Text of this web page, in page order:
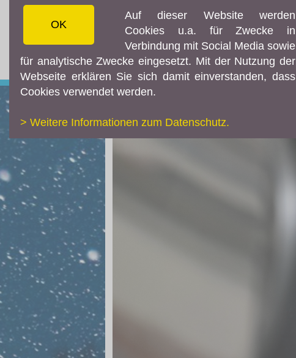
AKTUELLES TEILNEHMER
OK
Auf dieser Website werden
Cookies u.a. für Zwecke in
Verbindung mit Social Media sowie
für analytische Zwecke eingesetzt. Mit der Nutzung der
Webseite erklären Sie sich damit einverstanden, dass
Cookies verwendet werden.
> Weitere Informationen zum Datenschutz.